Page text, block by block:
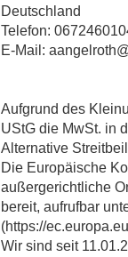
Deutschland
Telefon:
E-Mail:
Aufgrund des
UStG die MwSt. in
Alternative
Die Europäische
außergerichtliche
bereit, aufrufbar
(https://
Wir sind seit